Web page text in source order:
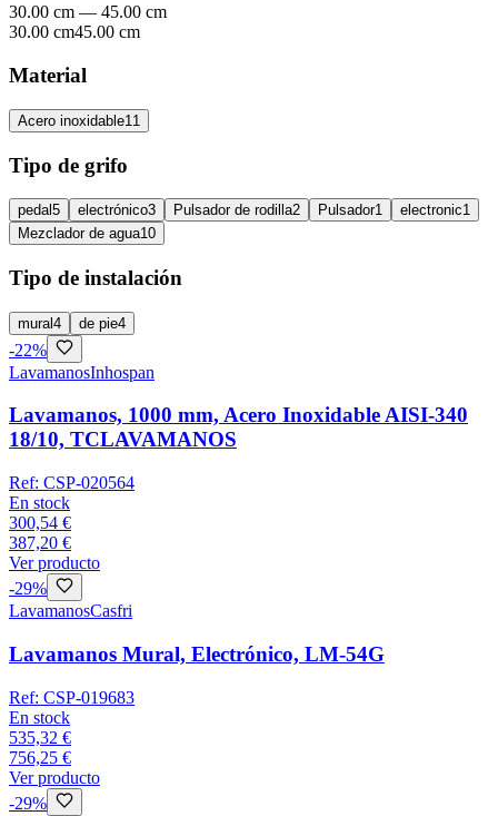
30.00 cm — 45.00 cm
30.00 cm45.00 cm
Material
Acero inoxidable11
Tipo de grifo
pedal5 electrónico3 Pulsador de rodilla2 Pulsador1 electronic1
Mezclador de agua10
Tipo de instalación
mural 4 de pie4
-22%
LavamanosInhospan
Lavamanos, 1000 mm, Acero Inoxidable AISI-340
18/10, TCLAVAMANOS
Ref: CSP-020564
En stock
300,54 €
387,20 €
Ver producto
-29%
LavamanosCasfri
Lavamanos Mural, Electrónico, LM-54G
Ref: CSP-019683
En stock
535,32 €
756,25 €
Ver producto
-29%